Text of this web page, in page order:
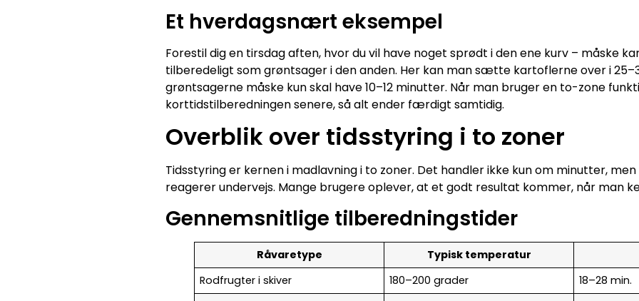
Et hverdagsnært eksempel
Forestil dig en tirsdag aften, hvor du vil have noget sprødt i den ene kurv – måske
tilberedeligt som grøntsager i den anden. Her kan man sætte kartoflerne over i
grøntsagerne måske kun skal have 10–12 minutter. Når man bruger en to-zone
korttidstilberedningen senere, så alt ender færdigt samtidig.
Overblik over tidsstyring i to zoner
Tidsstyring er kernen i madlavning i to zoner. Det handler ikke kun om minutter,
reagerer undervejs. Mange brugere oplever, at et godt resultat kommer, når man
Gennemsnitlige tilberedningstider
Råvaretype
Typisk temperatur
Rodfrugter i skiver
180–200 grader
18–28 min.